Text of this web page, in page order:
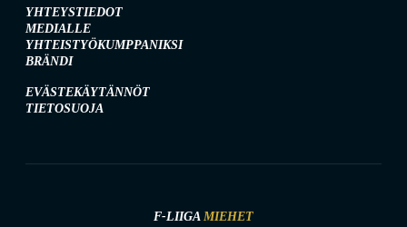
YHTEYSTIEDOT
MEDIALLE
YHTEISTYÖKUMPPANIKSI
BRÄNDI
EVÄSTEKÄYTÄNNÖT
TIETOSUOJA
F-LIIGA MIEHET